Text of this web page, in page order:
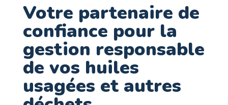
Votre partenaire de
confiance pour la
gestion responsable
de vos huiles
usagées et autres